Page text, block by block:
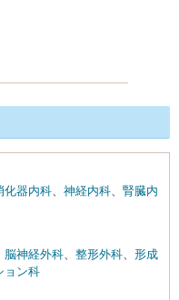
化器内科 神経内科
腎臓内
脳神経外科 整形外科
形成
ョン科